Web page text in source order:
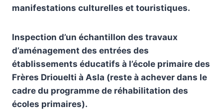
manifestations culturelles et touristiques.
Inspection d’un échantillon des travaux
d’aménagement des entrées des
établissements éducatifs à l’école primaire des
Frères Driouelti à Asla (reste à achever dans le
cadre du programme de réhabilitation des
écoles primaires).